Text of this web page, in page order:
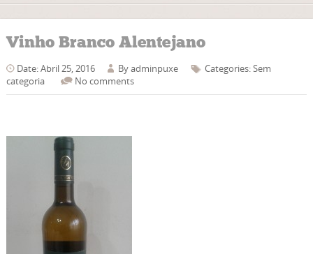
Vinho Branco Alentejano
Date: Abril 25, 2016 Byadminpuxe
Categories: Sem
categoria
No comments